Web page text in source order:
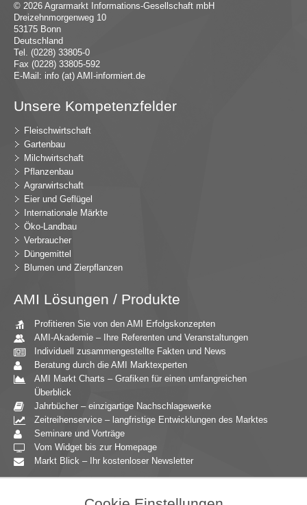
© 2026 Agrarmarkt Informations-Gesellschaft mbH
Dreizehnmorgenweg 10
53175 Bonn
Deutschland
Tel. (0228) 33805-0
Fax (0228) 33805-592
E-Mail: info (at) AMI-informiert.de
Unsere Kompetenzfelder
Fleischwirtschaft
Gartenbau
Milchwirtschaft
Pflanzenbau
Agrarwirtschaft
Eier und Geflügel
Internationale Märkte
Öko-Landbau
Verbraucher
Düngemittel
Blumen und Zierpflanzen
AMI Lösungen / Produkte
Profitieren Sie von den AMI Erfolgskonzepten
AMI-Akademie – Ihre Referenten und Veranstaltungen
Individuell zusammengestellte Fakten und News
Beratung durch die AMI Marktexperten
AMI Markt Charts – Grafiken für einen umfangreichen
Überblick
Jahrbücher – einzigartige Nachschlagewerke
Zeitreihenservice – langfristige Entwicklungen des Marktes
Seminare und Vorträge
Vom Widget bis zur Homepage
Markt Blick – Ihr kostenloser Newsletter